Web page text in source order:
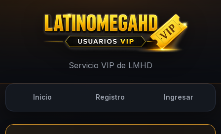
UsuariosVIP - LMHD
Servicio VIP de LMHD
Inicio Registro Ingresar